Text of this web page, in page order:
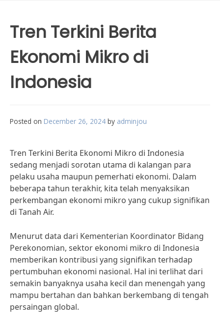
Tren Terkini Berita
Ekonomi Mikro di
Indonesia
Posted on December 26, 2024 by adminjou
Tren Terkini Berita Ekonomi Mikro di Indonesia
sedang menjadi sorotan utama di kalangan para
pelaku usaha maupun pemerhati ekonomi. Dalam
beberapa tahun terakhir, kita telah menyaksikan
perkembangan ekonomi mikro yang cukup signifikan
di Tanah Air.
Menurut data dari Kementerian Koordinator Bidang
Perekonomian, sektor ekonomi mikro di Indonesia
memberikan kontribusi yang signifikan terhadap
pertumbuhan ekonomi nasional. Hal ini terlihat dari
semakin banyaknya usaha kecil dan menengah yang
mampu bertahan dan bahkan berkembang di tengah
persaingan global.